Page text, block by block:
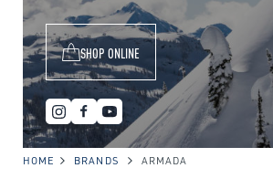
SHOP ONLINE
HOME BRANDS ARMADA